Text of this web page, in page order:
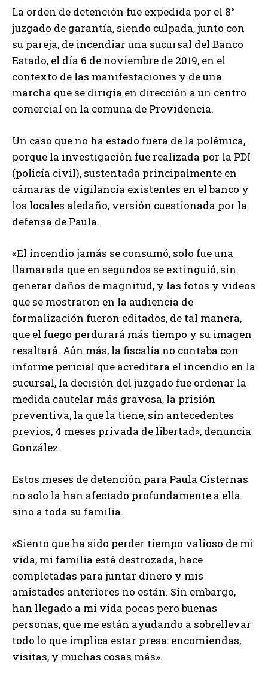
La orden de detención fue expedida por el 8°
juzgado de garantía, siendo culpada, junto con
su pareja, de incendiar una sucursal del Banco
Estado, el día 6 de noviembre de 2019, en el
contexto de las manifestaciones y de una
marcha que se dirigía en dirección a un centro
comercial en la comuna de Providencia.
Un caso que no ha estado fuera de la polémica,
porque la investigación fue realizada por la PDI
(policía civil), sustentada principalmente en
cámaras de vigilancia existentes en el banco y
los locales aledaño, versión cuestionada por la
defensa de Paula.
«El incendio jamás se consumó, solo fue una
llamarada que en segundos se extinguió, sin
generar daños de magnitud, y las fotos y videos
que se mostraron en la audiencia de
formalización fueron editados, de tal manera,
que el fuego perdurará más tiempo y su imagen
resaltará. Aún más, la fiscalía no contaba con
informe pericial que acreditara el incendio en la
sucursal, la decisión del juzgado fue ordenar la
medida cautelar más gravosa, la prisión
preventiva, la que la tiene, sin antecedentes
previos, 4 meses privada de libertad», denuncia
González.
Estos meses de detención para Paula Cisternas
no solo la han afectado profundamente a ella
sino a toda su familia.
«Siento que ha sido perder tiempo valioso de mi
vida, mi familia está destrozada, hace
completadas para juntar dinero y mis
amistades anteriores no están. Sin embargo,
han llegado a mi vida pocas pero buenas
personas, que me están ayudando a sobrellevar
todo lo que implica estar presa: encomiendas,
visitas, y muchas cosas más».